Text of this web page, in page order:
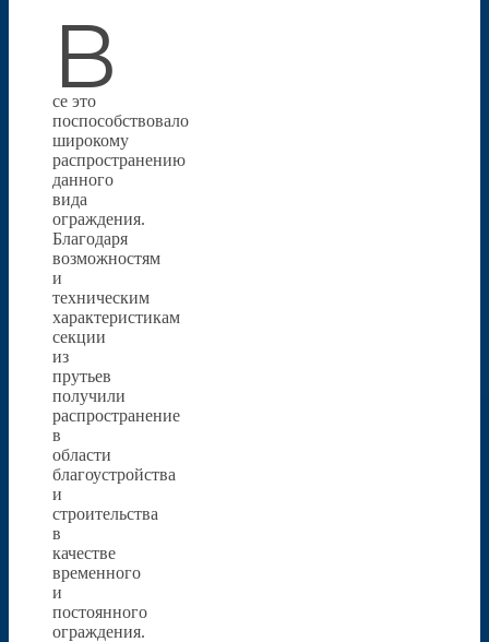
В
се это
поспособствовало
широкому
распространению
данного
вида
ограждения.
Благодаря
возможностям
и
техническим
характеристикам
секции
из
прутьев
получили
распространение
в
области
благоустройства
и
строительства
в
качестве
временного
и
постоянного
ограждения.